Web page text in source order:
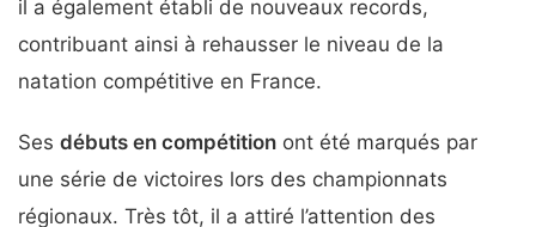
il a également établi de nouveaux records,
contribuant ainsi à rehausser le niveau de la
natation compétitive en France.
Ses débuts en compétition ont été marqués par
une série de victoires lors des championnats
régionaux. Très tôt, il a attiré l’attention des